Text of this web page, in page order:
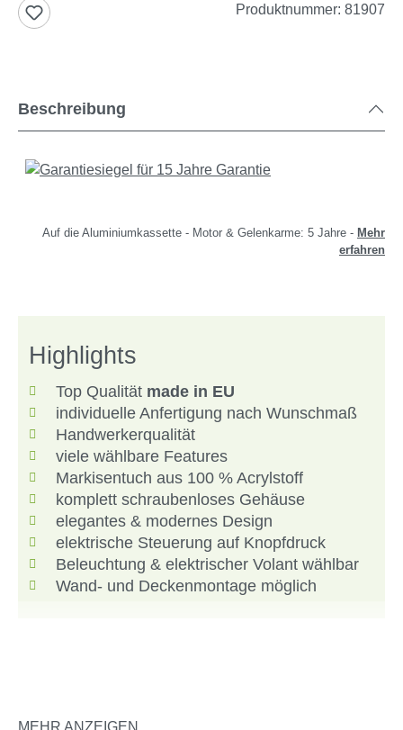
Produktnummer: 81907
Beschreibung
Auf die Aluminiumkassette - Motor & Gelenkarme: 5 Jahre - Mehr
erfahren
Highlights
Top Qualität made in EU
individuelle Anfertigung nach Wunschmaß
Handwerkerqualität
viele wählbare Features
Markisentuch aus 100 % Acrylstoff
komplett schraubenloses Gehäuse
elegantes & modernes Design
elektrische Steuerung auf Knopfdruck
Beleuchtung & elektrischer Volant wählbar
Wand- und Deckenmontage möglich
MEHR ANZEIGEN